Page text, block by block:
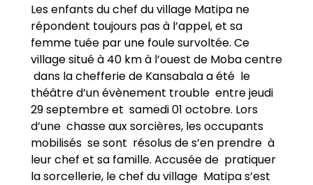
Les enfants du chef du village Matipa ne
répondent toujours pas à l’appel, et sa
femme tuée par une foule survoltée. Ce
village situé à 40 km à l’ouest de Moba centre
dans la chefferie de Kansabala a été le
théâtre d’un évènement trouble entre jeudi
29 septembre et samedi 01 octobre. Lors
d’une chasse aux sorcières, les occupants
mobilisés se sont résolus de s’en prendre à
leur chef et sa famille. Accusée de pratiquer
la sorcellerie, le chef du village Matipa s’est